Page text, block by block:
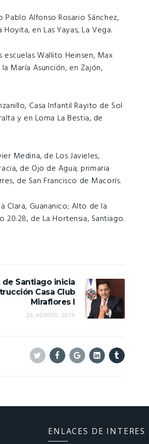
Alfonso Rosario Sánchez,
en Las Yayas, La Vega.
Wallito Heinsen, Max
María Asunción, en Zajón,
Casa Infantil Rayito de Sol
y en Loma La Bestia, de
Medina, de Los Javieles,
de Ojo de Agua; primaria
de San Francisco de Macorís.
Clara, Guananico; Alto de la
de La Hortensia, Santiago.
de Santiago inicia
Casa Club
Miraflores I
26 AGOSTO, 2019
ENLACES DE INTERES